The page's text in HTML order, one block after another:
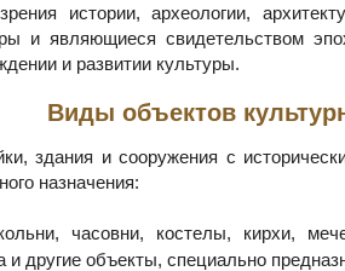
истории, археологии,
и являющиеся свидетельством
и развитии культуры.
Виды объектов
здания и сооружения с
назначения:
часовни, костелы, кирхи,
другие объекты, специально